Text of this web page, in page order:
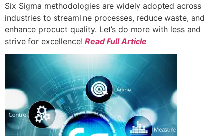
Six Sigma methodologies are widely adopted across
industries to streamline processes, reduce waste, and
enhance product quality. Let’s do more with less and
strive for excellence! Read Full Article